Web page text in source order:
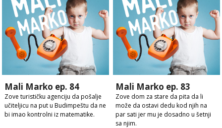
Mali Marko ep. 84
Zove turističku agenciju da pošalje
učiteljicu na put u Budimpeštu da ne
bi imao kontrolni iz matematike.
Mali Marko ep. 83
Zove dom za stare da pita da li
može da ostavi dedu kod njih na
par sati jer mu je dosadno u šetnji
sa njim.